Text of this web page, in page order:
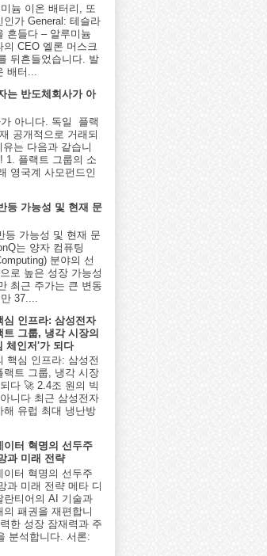
늄 이온 배터리, 또
인가 General: 테슬라
흔들다 – 알루미늄
CEO 엘론 머스크
뒤흔들었습니다. 발
배터...
는 반도체회사가 아
아니다. 독일 플랙
공개적으로 거래되
는 다음과 같습니
1. 플랙트 그룹의 소
영국계 사모펀드인
등 가능성 및 현재 문
등 가능성 및 현재 문
는 양자 컴퓨팅
분야의 선
로 높은 성장 가능성
최근 주가는 큰 변동
37....
심 인프라: 삼성전자
트 그룹, 냉각 시장의
체인저'가 되다
핵심 인프라: 삼성전
랙트 그룹, 냉각 시장
다 🚀 2.4조 원의 빅
니다 최근 삼성전자
해 유럽 최대 냉난방
이터 혁명의 선두주
과 미래 전략
이터 혁명의 선두주
과 미래 전략 메타 디
란티어의 AI 기술과
패권을 재편합니
한 성장 잠재력과 주
분석합니다. 서론: